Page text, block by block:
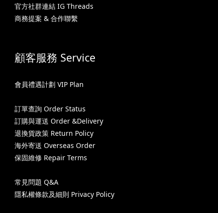
官方社群連結 IG Threads
商務提案 & 合作聯繫
顧客服務 Service
會員禮遇計劃 VIP Plan
訂單查詢 Order Status
訂購與運送 Order &Delivery
退換貨政策 Return Policy
海外寄送 Overseas Order
保固維修 Repair Terms
常見問題 Q&A
隱私權條款及細則 Privacy Policy